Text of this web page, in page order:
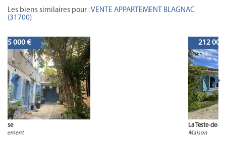
Les biens similaires pour :VENTE APPARTEMENT BLAGNAC
(31700)
212 000 €